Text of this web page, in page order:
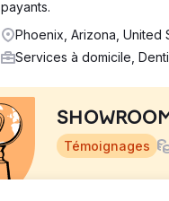
payants.
Phoenix, Arizona, United
Services à domicile,
Témoignages